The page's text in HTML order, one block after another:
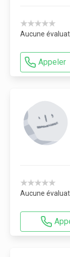
★★★★★
Aucune
Appeler
★★★★★
Aucune